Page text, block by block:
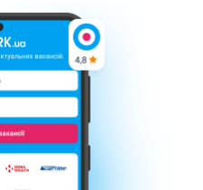
нас
Кар’єра
Умови використання